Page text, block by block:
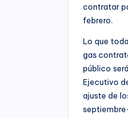
contratar
febrero.
Lo que
gas
público
Ejecutivo
ajuste de